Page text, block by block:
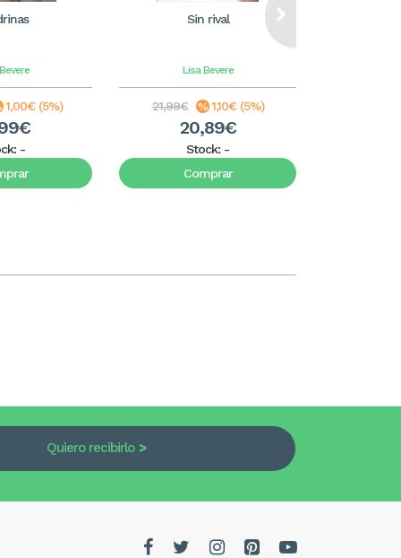
1,00€ (5%)
-
Sin rival
Lisa Bevere
21,99€ 1,10€ (5%)
20,89€
Stock: -
Comprar
Quiero recibirlo